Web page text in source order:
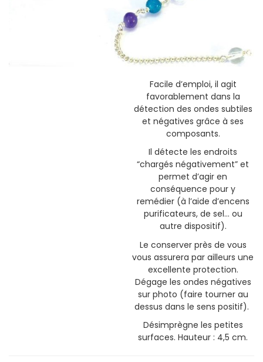
Facile d’emploi, il agit
favorablement dans la
détection des ondes subtiles
et négatives grâce à ses
composants.
Il détecte les endroits
“chargés négativement” et
permet d’agir en
conséquence pour y
remédier (à l’aide d’encens
purificateurs, de sel… ou
autre dispositif).
Le conserver près de vous
vous assurera par ailleurs une
excellente protection.
Dégage les ondes négatives
sur photo (faire tourner au
dessus dans le sens positif).
Désimprègne les petites
surfaces. Hauteur : 4,5 cm.